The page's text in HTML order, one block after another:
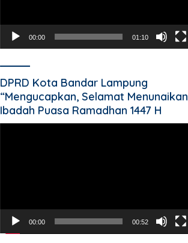
00:00 01:10
DPRD Kota Bandar Lampung
“Mengucapkan, Selamat Menunaikan
Ibadah Puasa Ramadhan 1447 H
00:00 00:52